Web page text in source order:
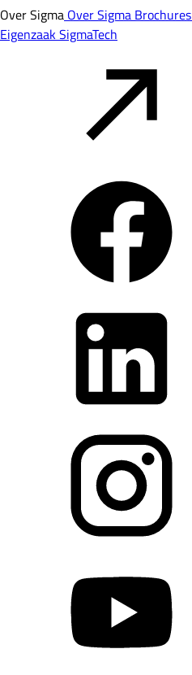
Over Sigma Over Sigma Brochures
EigenzaakSigmaTech